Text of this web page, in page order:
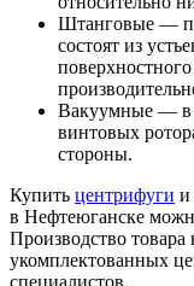
Штанговые —
состоят из
Вакуумные — в
винтовых
стороны.
Купить центрифуги и
в Нефтеюганске
Производство товара
укомплектованных
специалистов.